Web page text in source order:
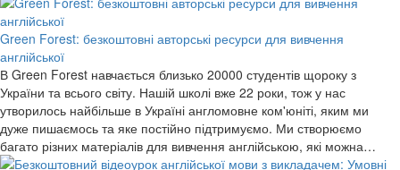
Green Forest: безкоштовні авторські ресурси для вивчення
англійської
В Green Forest навчається близько 20000 студентів щороку з
України та всього світу. Нашій школі вже 22 роки, тож у нас
утворилось найбільше в Україні англомовне ком'юніті, яким ми
дуже пишаємось та яке постійно підтримуємо. Ми створюємо
багато різних матеріалів для вивчення англійською, які можна…